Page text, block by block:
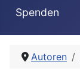
Spenden
Autoren